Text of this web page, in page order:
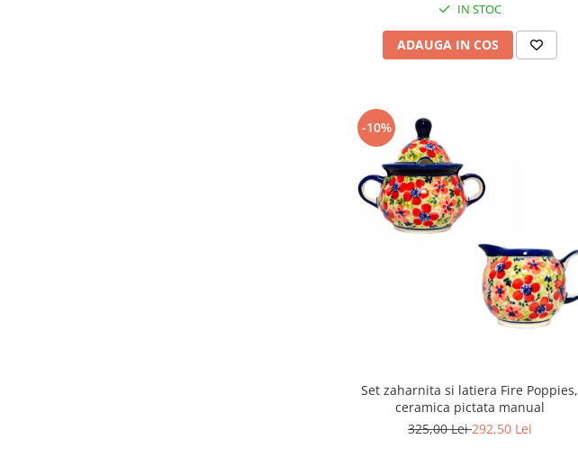
IN STOC
ADAUGA IN COS
-10%
Set zaharnita si latiera Fire Poppies,
ceramica pictata manual
325,00 Lei292,50 Lei